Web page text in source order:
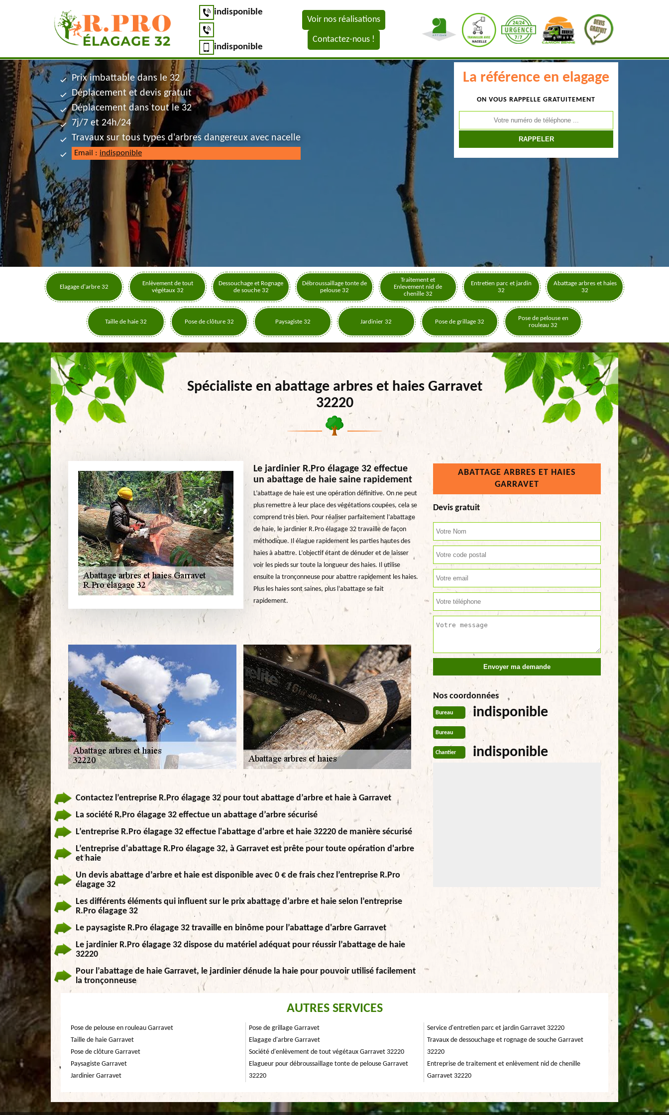
indisponible
indisponible
Voir nos réalisations
Contactez-nous !
La référence en elagage
ON VOUS RAPPELLE GRATUITEMENT
Prix imbattable dans le 32
Déplacement et devis gratuit
Déplacement dans tout le 32
7j/7 et 24h/24
Travaux sur tous types d'arbres dangereux avec nacelle
Email : indisponible
Elagage d'arbre 32
Enlèvement de tout
végétaux 32
Dessouchage et Rognage
de souche 32
Débroussaillage tonte de
pelouse 32
Traitement et
Enlevement nid de
chenille 32
Entretien parc et jardin
32
Abattage arbres et haies
32
Taille de haie 32 Pose de clôture 32 Paysagiste 32 Jardinier 32 Pose de grillage 32
Pose de pelouse en
rouleau 32
Spécialiste en abattage arbres et haies Garravet
32220
Le jardinier R.Pro élagage 32 effectue
un abattage de haie saine rapidement
L’abattage de haie est une opération définitive. On ne peut
plus remettre à leur place des végétations coupées, cela se
comprend très bien. Pour réaliser parfaitement l’abattage
de haie, le jardinier R.Pro élagage 32 travaille de façon
méthodique. Il élague rapidement les parties hautes des
haies à abattre. L’objectif étant de dénuder et de laisser
voir les pieds sur toute la longueur des haies. Il utilise
ensuite la tronçonneuse pour abattre rapidement les haies.
Plus les haies sont saines, plus l’abattage se fait
rapidement.
Contactez l’entreprise R.Pro élagage 32 pour tout abattage d’arbre et haie à Garravet
La société R.Pro élagage 32 effectue un abattage d’arbre sécurisé
L’entreprise R.Pro élagage 32 effectue l'abattage d'arbre et haie 32220 de manière sécurisé
L’entreprise d'abattage R.Pro élagage 32, à Garravet est prête pour toute opération d'arbre
et haie
Un devis abattage d’arbre et haie est disponible avec 0 € de frais chez l’entreprise R.Pro
élagage 32
Les différents éléments qui influent sur le prix abattage d’arbre et haie selon l’entreprise
R.Pro élagage 32
Le paysagiste R.Pro élagage 32 travaille en binôme pour l’abattage d'arbre Garravet
Le jardinier R.Pro élagage 32 dispose du matériel adéquat pour réussir l’abattage de haie
32220
Pour l’abattage de haie Garravet, le jardinier dénude la haie pour pouvoir utilisé facilement
la tronçonneuse
ABATTAGE ARBRES ET HAIES
GARRAVET
Devis gratuit
Nos coordonnées
Bureau indisponible
Bureau
Chantier indisponible
AUTRES SERVICES
Pose de pelouse en rouleau Garravet
Taille de haie Garravet
Pose de clôture Garravet
Paysagiste Garravet
Jardinier Garravet
Pose de grillage Garravet
Elagage d'arbre Garravet
Société d'enlèvement de tout végétaux Garravet 32220
Elagueur pour débroussaillage tonte de pelouse Garravet
32220
Service d'entretien parc et jardin Garravet 32220
Travaux de dessouchage et rognage de souche Garravet
32220
Entreprise de traitement et enlèvement nid de chenille
Garravet 32220